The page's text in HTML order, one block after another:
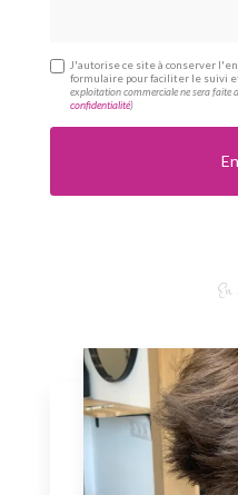
J'autorise ce site à conserver
formulaire pour faciliter le suivi
exploitation commerciale ne sera faite
confidentialité)
En